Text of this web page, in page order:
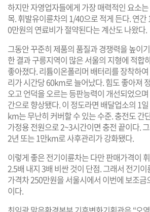
하지만 자영업자들에게 가장 매력적인 요소
목. 휘발유이륜차의 1/40으로 적게 든다. 연
0만원의 연료비가 절약된다는 계산도 나왔다.
그동안 꾸준히 제품의 품질과 경쟁력을 높이
한 결과 구릉지역이 많은 서울의 지형에 적합
좋아졌다. 리튬이온폴리머 배터리를 장착하
리가 시간당 60km로 늘어났다. 힘도 좋아져
오고 언덕을 오르는 등판능력이 개선되었으
간으로 향상됐다. 이 정도라면 배달업소의 1
km는 무난히 커버할 수 있는 수준. 충전도 간
가정용 전원으로 2~3시간이면 충전 끝이다.
2년 또는 1만km로 사후관리가 강화됐다.
이렇게 좋은 전기이륜차는 다만 판매가격이
2.5배 내지 3배 비싼 것이 단점. 그래서 전기
가격차 250만원을 서울시에서 이번에 보조금
이다.